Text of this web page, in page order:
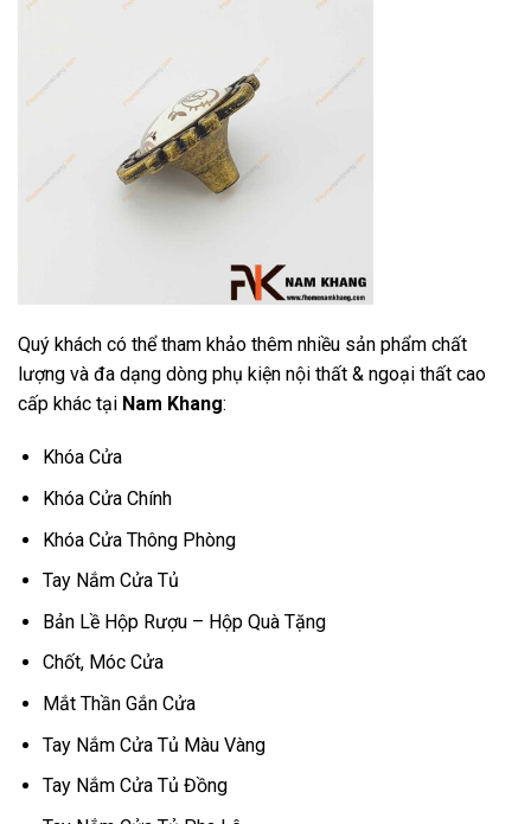
Quý khách có thể tham khảo thêm nhiều sản phẩm chất
lượng và đa dạng dòng phụ kiện nội thất & ngoại thất cao
cấp khác tại Nam Khang:
Khóa Cửa
Khóa Cửa Chính
Khóa Cửa Thông Phòng
Tay Nắm Cửa Tủ
Bản Lề Hộp Rượu – Hộp Quà Tặng
Chốt, Móc Cửa
Mắt Thần Gắn Cửa
Tay Nắm Cửa Tủ Màu Vàng
Tay Nắm Cửa Tủ Đồng